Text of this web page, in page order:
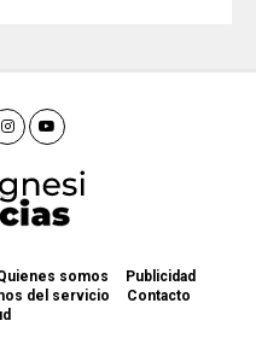
somos
Publicidad
del servicio
Contacto